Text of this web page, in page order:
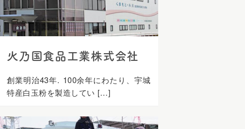
火乃国食品工業株式会社
創業明治43年. 100余年にわたり、宇城
特産白玉粉を製造してい […]